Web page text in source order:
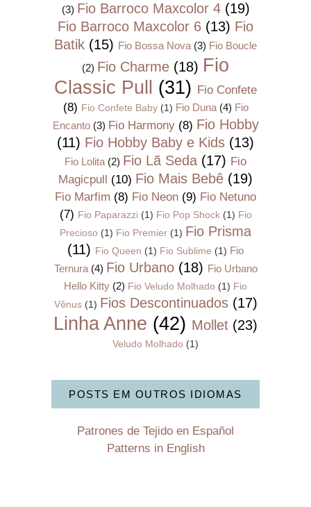
(3) Fio Barroco Maxcolor 4 (19)
Fio Barroco Maxcolor 6 (13) Fio
Batik (15) Fio Bossa Nova (3) Fio Boucle
(2) Fio Charme (18) Fio
Classic Pull (31) Fio Confete
(8) Fio Confete Baby (1) Fio Duna (4) Fio
Encanto (3) Fio Harmony (8) Fio Hobby
(11) Fio Hobby Baby e Kids (13)
Fio Lolita (2) Fio Lã Seda (17) Fio
Magicpull (10) Fio Mais Bebê (19)
Fio Marfim (8) Fio Neon (9) Fio Netuno
(7) Fio Paparazzi (1) Fio Pop Shock (1) Fio
Precioso (1) Fio Premier (1) Fio Prisma
(11) Fio Queen (1) Fio Sublime (1) Fio
Ternura (4) Fio Urbano (18) Fio Urbano
Hello Kitty (2) Fio Veludo Molhado (1) Fio
Vênus (1) Fios Descontinuados (17)
Linha Anne (42) Mollet (23)
Veludo Molhado (1)
POSTS EM OUTROS IDIOMAS
Patrones de Tejido en Español
Patterns in English